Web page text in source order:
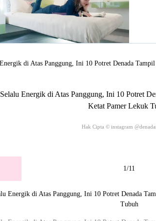
Selalu Energik di Atas Panggung, Ini 10 Potret
Ketat Pamer Lekuk
Hak Cipta © instagram
1/11